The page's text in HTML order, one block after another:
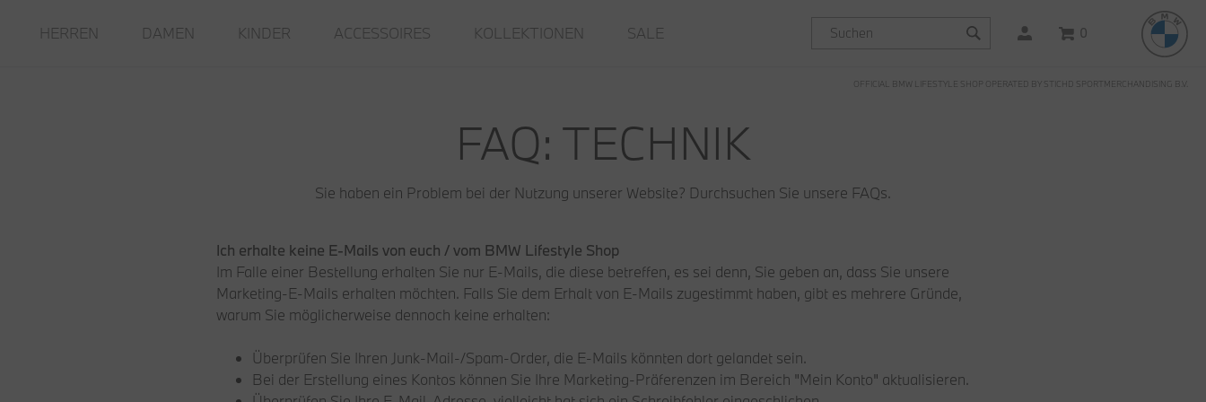
HERREN DAMEN KINDER ACCESSOIRES KOLLEKTIONEN SALE 0
OFFICIAL BMW LIFESTYLE SHOP OPERATED BY STICHD SPORTMERCHANDISING B.V.
FAQ: TECHNIK
Sie haben ein Problem bei der Nutzung unserer Website? Durchsuchen Sie unsere FAQs.
Ich erhalte keine E-Mails von euch / vom BMW Lifestyle Shop
Im Falle einer Bestellung erhalten Sie nur E-Mails, die diese betreffen, es sei denn, Sie geben an, dass Sie unsere
Marketing-E-Mails erhalten möchten. Falls Sie dem Erhalt von E-Mails zugestimmt haben, gibt es mehrere Gründe,
warum Sie möglicherweise dennoch keine erhalten:
Überprüfen Sie Ihren Junk-Mail-/Spam-Order, die E-Mails könnten dort gelandet sein.
Bei der Erstellung eines Kontos können Sie Ihre Marketing-Präferenzen im Bereich "Mein Konto" aktualisieren.